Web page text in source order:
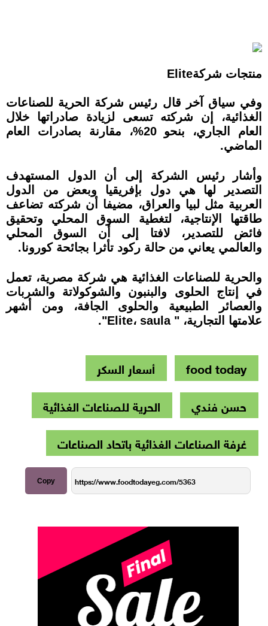
منتجات شركةElite
وفي سياق آخر قال رئيس شركة الحرية للصناعات
الغذائية، إن شركته تسعى لزيادة صادراتها خلال
العام الجاري، بنحو 20%، مقارنة بصادرات العام
الماضي.
وأشار رئيس الشركة إلى أن الدول المستهدف
التصدير لها هي دول بإفريقيا وبعض من الدول
العربية مثل لبيا والعراق، مضيفا أن شركته تضاعف
طاقتها الإنتاجية، لتغطية السوق المحلي وتحقيق
فائض للتصدير، لافتا إلى أن السوق المحلي
والعالمي يعاني من حالة ركود تأثرا بجائحة كورونا.
والحرية للصناعات الغذائية هي شركة مصرية، تعمل
في إنتاج الحلوى والبنبون والشوكولاتة والشربات
والعصائر الطبيعية والحلوى الجافة، ومن أشهر
علامتها التجارية، " Elite، saula".
food today
أسعار السكر
حسن فندي
الحرية للصناعات الغذائية
غرفة الصناعات الغذائية باتحاد الصناعات
Copy